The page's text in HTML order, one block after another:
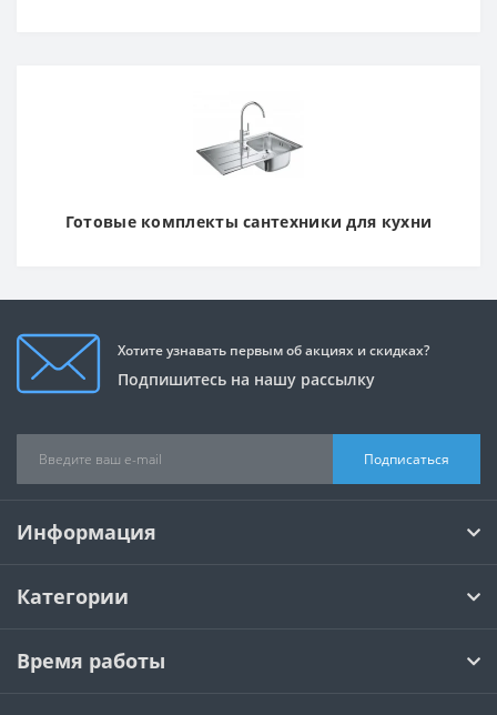
Готовые комплекты сантехники для кухни
Хотите узнавать первым об акциях и скидках?
Подпишитесь на нашу рассылку
Подписаться
Информация
Категории
Время работы